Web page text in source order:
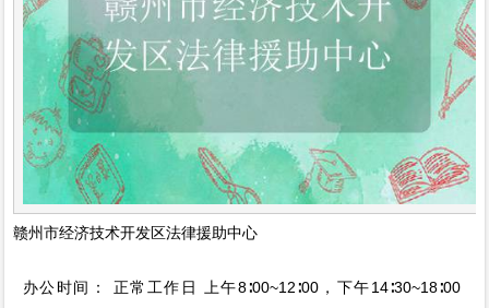
赣州市经济技术开发区法律援助中心
办公时间： 正常工作日 上午8∶00~12∶00，下午14∶30~18∶00